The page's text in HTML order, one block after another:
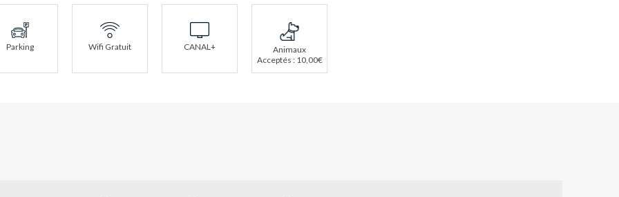
Parking Wifi Gratuit CANAL+
Animaux
Acceptés : 10,00€